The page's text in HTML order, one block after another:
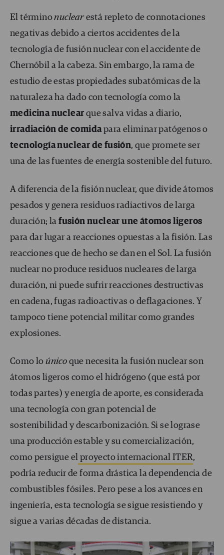
El términonuclearestá repleto de connotaciones
negativas debido a ciertos accidentes de la
tecnología de fusión nuclear con el accidente de
Chernóbil a la cabeza. Sin embargo, la rama de
estudio de estas propiedades subatómicas de la
naturaleza ha dado con tecnología como la
medicina nuclear que salva vidas a diario,
irradiación de comidapara eliminar patógenos o
tecnología nuclear de fusión, que promete ser
una de las fuentes de energía sostenible del futuro.
A diferencia de la fisión nuclear, que divide átomos
pesados y genera residuos radiactivos de larga
duración; lafusión nuclear une átomos ligeros
para dar lugar a reacciones opuestas a la fisión. Las
reacciones que de hecho se dan en el Sol. La fusión
nuclear no produce residuos nucleares de larga
duración, ni puede sufrir reacciones destructivas
en cadena, fugas radioactivas o deflagaciones. Y
tampoco tiene potencial militar como grandes
explosiones.
Como loúnico que necesita la fusión nuclear son
átomos ligeros como el hidrógeno (que está por
todas partes) y energía de aporte, es considerada
una tecnología con gran potencial de
sostenibilidad y descarbonización. Si se lograse
una producción estable y su comercialización,
como persigue el proyecto internacional ITER,
podría reducir de forma drástica la dependencia de
combustibles fósiles. Pero pese a los avances en
ingeniería, esta tecnología se sigue resistiendo y
sigue a varias décadas de distancia.